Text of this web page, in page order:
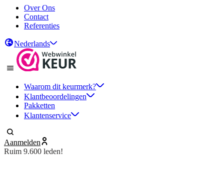
Over Ons
Contact
Referenties
Nederlands
Waarom dit keurmerk?
Klantbeoordelingen
Pakketten
Klantenservice
Aanmelden
Ruim 9.600 leden!